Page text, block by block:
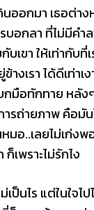
นออกมา เธอต่า
บอกลา ที่ไม่มีคำ
เขา ให้เท่ากับที่เ
างเรา ได้ดีเท่าเ
กมือทักทาย หลัง
รถ่ายภาพ คือมั
มอ..เลยไม่เก่งพ
ก็เพราะไม่รักไง
ป็นไร แต่ในใจไป